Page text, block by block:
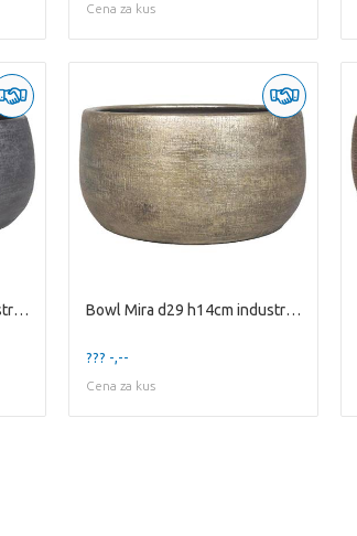
Cena za kus
Bowl Mira d29 h14cm industrial black Bowl Mira d29 h14cm industrial gold
??? -,--
Cena za kus